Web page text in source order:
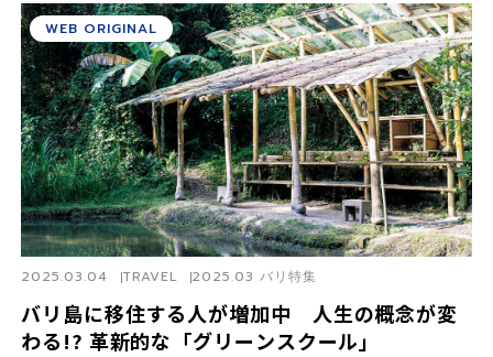
バリ島に移住する人が増加中 人生の概念が変
わる!? 革新的な「グリーンスクール」
2025.03.04 TRAVEL 2025.03 バリ特集
WEB ORIGINAL